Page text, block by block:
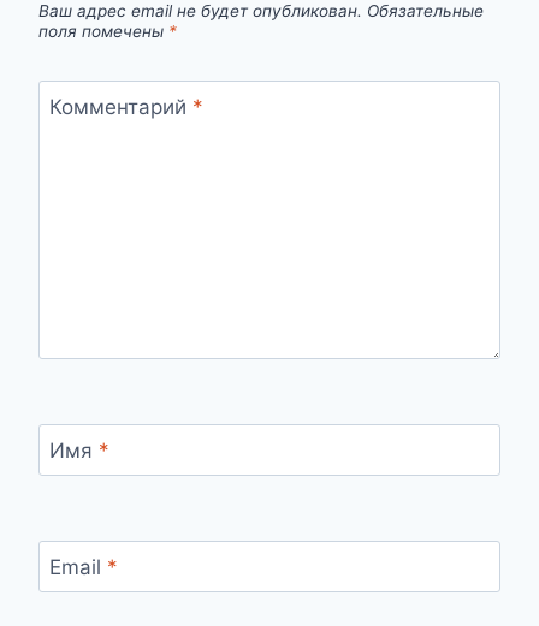
Ваш адрес email не будет опубликован. Обязательные
поля помечены *
Комментарий *
Имя *
Email *